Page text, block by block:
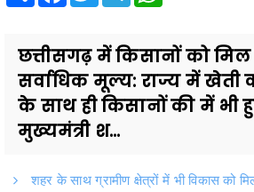
छत्तीसगढ़ में किसानों को मिल
सर्वाधिक मूल्य: राज्य में खेती
के साथ ही किसानों की में भी
मुख्यमंत्री श...
शहर के साथ ग्रामीण क्षेत्रों में भी विकास को